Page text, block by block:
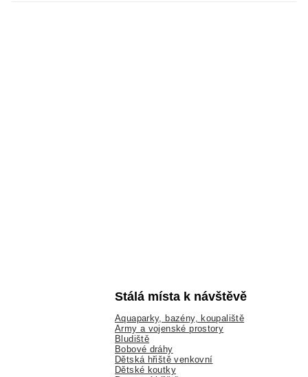
Stálá místa k návštěvě
Aquaparky, bazény, koupaliště
Army a vojenské prostory
Bludiště
Bobové dráhy
Dětská hřiště venkovní
Dětské koutky